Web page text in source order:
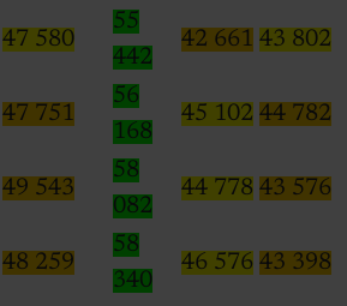
47 580
55
442
42 661 43 802
47 751
56
168
45 102 44 782
49 543
58
082
44 778 43 576
48 259
58
340
46 576 43 398